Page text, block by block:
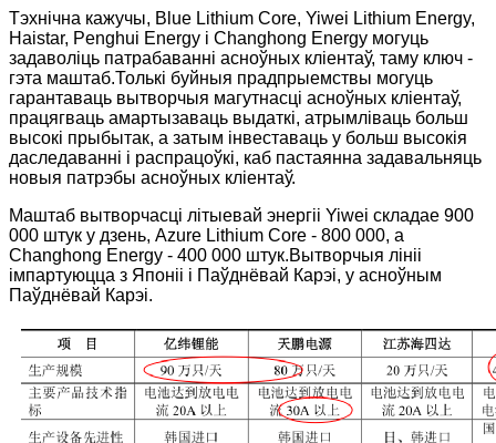
Тэхнічна кажучы, Blue Lithium Core, Yiwei Lithium Energy,
Haistar, Penghui Energy і Changhong Energy могуць
задаволіць патрабаванні асноўных кліентаў, таму ключ -
гэта маштаб.Толькі буйныя прадпрыемствы могуць
гарантаваць вытворчыя магутнасці асноўных кліентаў,
працягваць амартызаваць выдаткі, атрымліваць больш
высокі прыбытак, а затым інвеставаць у больш высокія
даследаванні і распрацоўкі, каб пастаянна задавальняць
новыя патрэбы асноўных кліентаў.
Маштаб вытворчасці літыевай энергіі Yiwei складае 900
000 штук у дзень, Azure Lithium Core - 800 000, а
Changhong Energy - 400 000 штук.Вытворчыя лініі
імпартуюцца з Японіі і Паўднёвай Карэі, у асноўным
Паўднёвай Карэі.